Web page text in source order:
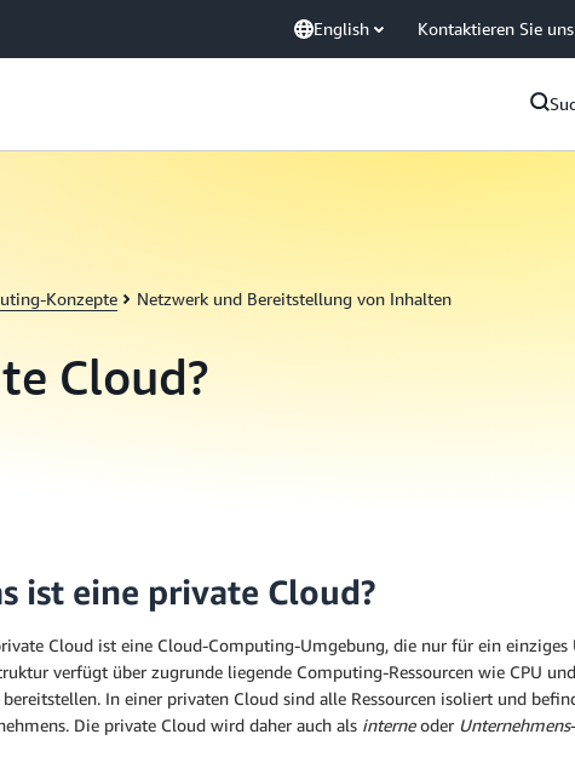
English Kontaktieren Sie uns
Konzepte Netzwerk und Bereitstellung von Inhalten
Cloud?
ist eine private Cloud?
Cloud ist eine Cloud-Computing-Umgebung, die nur für ein
verfügt über zugrunde liegende Computing-Ressourcen wie CPU
bereitstellen. In einer privaten Cloud sind alle Ressourcen isoliert und
Die private Cloud wird daher auch als interneoder Unternehmens